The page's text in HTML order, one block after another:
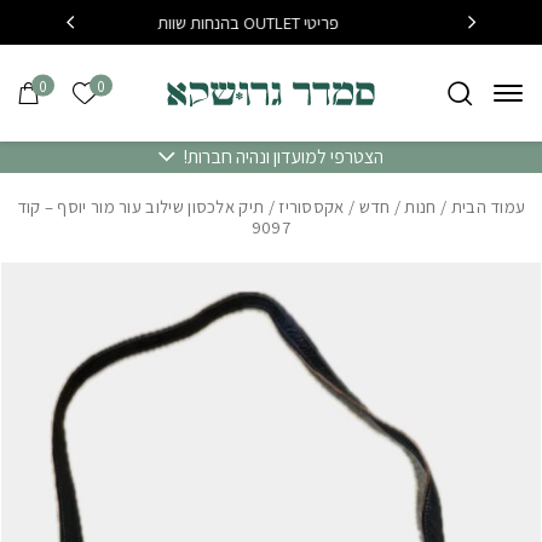
Skip to Content פריטי OUTLET בהנחות שוות
0 הרשימה
0
הצטרפי למועדון ונהיה חברות!
עמוד הבית / חנות/ חדש / אקססוריז/ תיק אלכסון שילוב עור מור יוסף – קוד
9097
בחזרה למעלה